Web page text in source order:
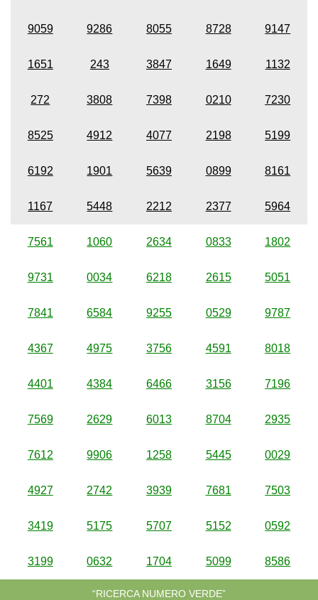
9059 9286 8055 8728 9147
1651 243 3847 1649 1132
272 3808 7398 0210 7230
8525 4912 4077 2198 5199
6192 1901 5639 0899 8161
1167 5448 2212 2377 5964
7561 1060 2634 0833 1802
9731 0034 6218 2615 5051
7841 6584 9255 0529 9787
4367 4975 3756 4591 8018
4401 4384 6466 3156 7196
7569 2629 6013 8704 2935
7612 9906 1258 5445 0029
4927 2742 3939 7681 7503
3419 5175 5707 5152 0592
3199 0632 1704 5099 8586
“RICERCA NUMERO VERDE”